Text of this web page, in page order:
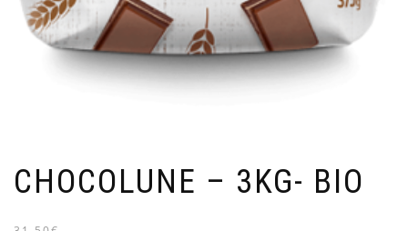
CHOCOLUNE – 3KG- BIO